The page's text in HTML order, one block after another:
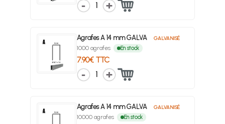
1
Agrafes A 14 mm GALVA GALVANISÉ
1000 agrafes En stock
7.90€ TTC
1
Agrafes A 14 mm GALVA GALVANISÉ
10000 agrafes En stock